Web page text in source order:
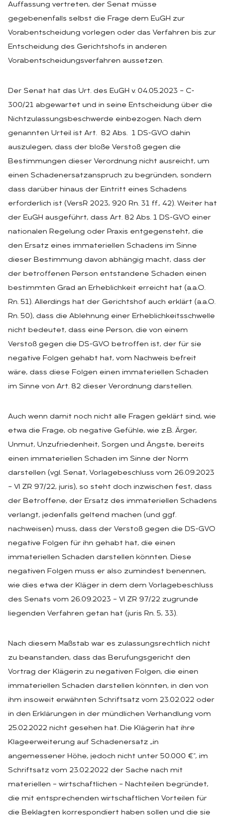
Auffassung vertreten, der Senat müsse
gegebenenfalls selbst die Frage dem EuGH zur
Vorabentscheidung vorlegen oder das Verfahren bis zur
Entscheidung des Gerichtshofs in anderen
Vorabentscheidungsverfahren aussetzen.
Der Senat hat das Urt. des EuGH v. 04.05.2023 – C-
300/21 abgewartet und in seine Entscheidung über die
Nichtzulassungsbeschwerde einbezogen. Nach dem
genannten Urteil ist Art. 82 Abs. 1 DS-GVO dahin
auszulegen, dass der bloße Verstoß gegen die
Bestimmungen dieser Verordnung nicht ausreicht, um
einen Schadenersatzanspruch zu begründen, sondern
dass darüber hinaus der Eintritt eines Schadens
erforderlich ist (VersR 2023, 920 Rn. 31 ff., 42). Weiter hat
der EuGH ausgeführt, dass Art. 82 Abs. 1 DS-GVO einer
nationalen Regelung oder Praxis entgegensteht, die
den Ersatz eines immateriellen Schadens im Sinne
dieser Bestimmung davon abhängig macht, dass der
der betroffenen Person entstandene Schaden einen
bestimmten Grad an Erheblichkeit erreicht hat (a.a.O.
Rn. 51). Allerdings hat der Gerichtshof auch erklärt (a.a.O.
Rn. 50), dass die Ablehnung einer Erheblichkeitsschwelle
nicht bedeutet, dass eine Person, die von einem
Verstoß gegen die DS-GVO betroffen ist, der für sie
negative Folgen gehabt hat, vom Nachweis befreit
wäre, dass diese Folgen einen immateriellen Schaden
im Sinne von Art. 82 dieser Verordnung darstellen.
Auch wenn damit noch nicht alle Fragen geklärt sind, wie
etwa die Frage, ob negative Gefühle, wie z.B. Ärger,
Unmut, Unzufriedenheit, Sorgen und Ängste, bereits
einen immateriellen Schaden im Sinne der Norm
darstellen (vgl. Senat, Vorlagebeschluss vom 26.09.2023
– VI ZR 97/22, juris), so steht doch inzwischen fest, dass
der Betroffene, der Ersatz des immateriellen Schadens
verlangt, jedenfalls geltend machen (und ggf.
nachweisen) muss, dass der Verstoß gegen die DS-GVO
negative Folgen für ihn gehabt hat, die einen
immateriellen Schaden darstellen könnten. Diese
negativen Folgen muss er also zumindest benennen,
wie dies etwa der Kläger in dem dem Vorlagebeschluss
des Senats vom 26.09.2023 – VI ZR 97/22 zugrunde
liegenden Verfahren getan hat (juris Rn. 5, 33).
Nach diesem Maßstab war es zulassungsrechtlich nicht
zu beanstanden, dass das Berufungsgericht den
Vortrag der Klägerin zu negativen Folgen, die einen
immateriellen Schaden darstellen könnten, in den von
ihm insoweit erwähnten Schriftsatz vom 23.02.022 oder
in den Erklärungen in der mündlichen Verhandlung vom
25.02.2022 nicht gesehen hat. Die Klägerin hat ihre
Klageerweiterung auf Schadenersatz „in
angemessener Höhe, jedoch nicht unter 50.000 €“, im
Schriftsatz vom 23.02.2022 der Sache nach mit
materiellen – wirtschaftlichen – Nachteilen begründet,
die mit entsprechenden wirtschaftlichen Vorteilen für
die Beklagten korrespondiert haben sollen und die sie